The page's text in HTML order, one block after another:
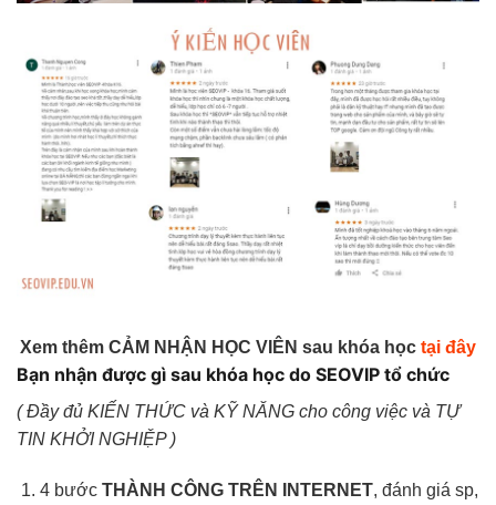
Xem thêm CẢM NHẬN HỌC VIÊN sau khóa học tại đây
Bạn nhận được gì sau khóa học do SEOVIP tổ chức
(Đầy đủ KIẾN THỨC và KỸ NĂNG cho công việc và TỰ
TIN KHỞI NGHIỆP )
4 bước THÀNH CÔNG TRÊN INTERNET, đánh giá sp,